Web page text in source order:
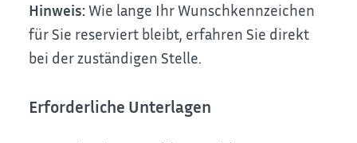
Hinweis:Wie lange Ihr Wunschkennzeichen
für Sie reserviert bleibt, erfahren Sie direkt
bei der zuständigen Stelle.
Erforderliche Unterlagen